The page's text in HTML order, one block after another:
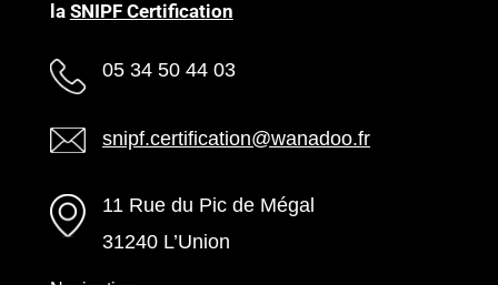
la SNIPF Certification
05 34 50 44 03
snipf.certification@wanadoo.fr
11 Rue du Pic de Mégal
31240 L’Union